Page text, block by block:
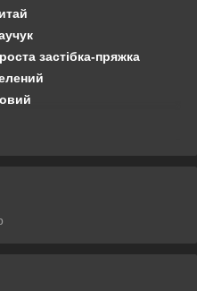
застібка-пряжка